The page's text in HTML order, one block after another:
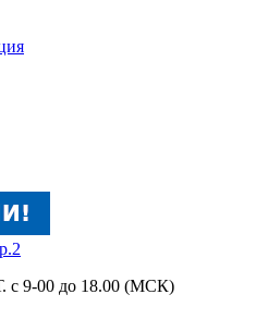
с 9-00 до 18.00 (МСК)